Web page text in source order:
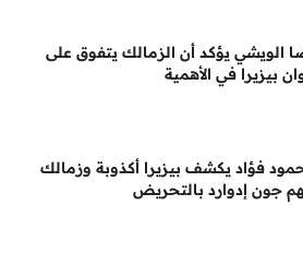
الويشي يؤكد أن الزمالك يتفوق على
بيزيرا في الأهمية
فؤاد يكشف بيزيرا أكذوبة وزمالك
جون إدوارد بالتحريض